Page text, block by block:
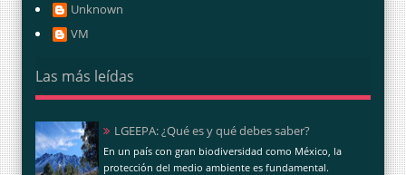
Unknown
VM
Las más leídas
LGEEPA: ¿Qué es y qué debes saber?
En un país con gran biodiversidad como México, la
protección del medio ambiente es fundamental.